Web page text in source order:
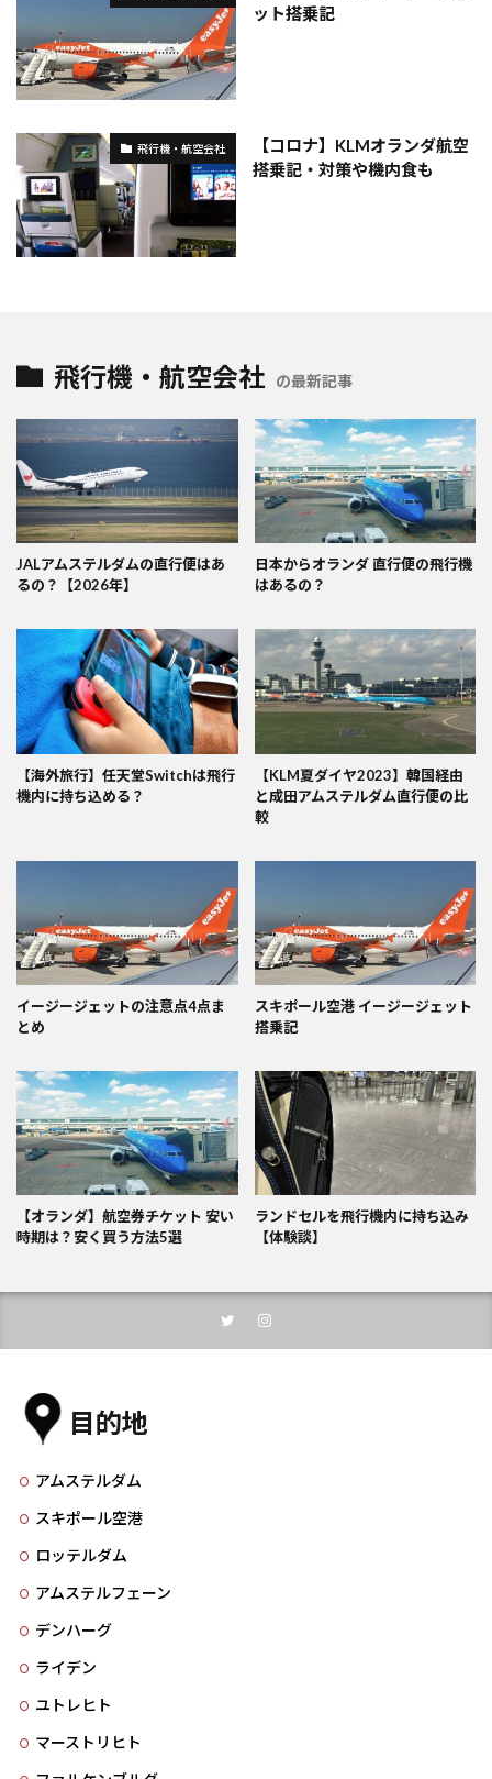
ット搭乗記
飛行機・航空会社
【コロナ】KLMオランダ航空
搭乗記・対策や機内食も
飛行機・航空会社 の最新記事
JALアムステルダムの直行便はあ
るの？【2026年】
日本からオランダ 直行便の飛行機
はあるの？
【海外旅行】任天堂Switchは飛行
機内に持ち込める？
【KLM夏ダイヤ2023】韓国経由
と成田アムステルダム直行便の比
較
イージージェットの注意点4点ま
とめ
スキポール空港 イージージェット
搭乗記
【オランダ】航空券チケット 安い
時期は？安く買う方法5選
ランドセルを飛行機内に持ち込み
【体験談】
目的地
アムステルダム
スキポール空港
ロッテルダム
アムステルフェーン
デンハーグ
ライデン
ユトレヒト
マーストリヒト